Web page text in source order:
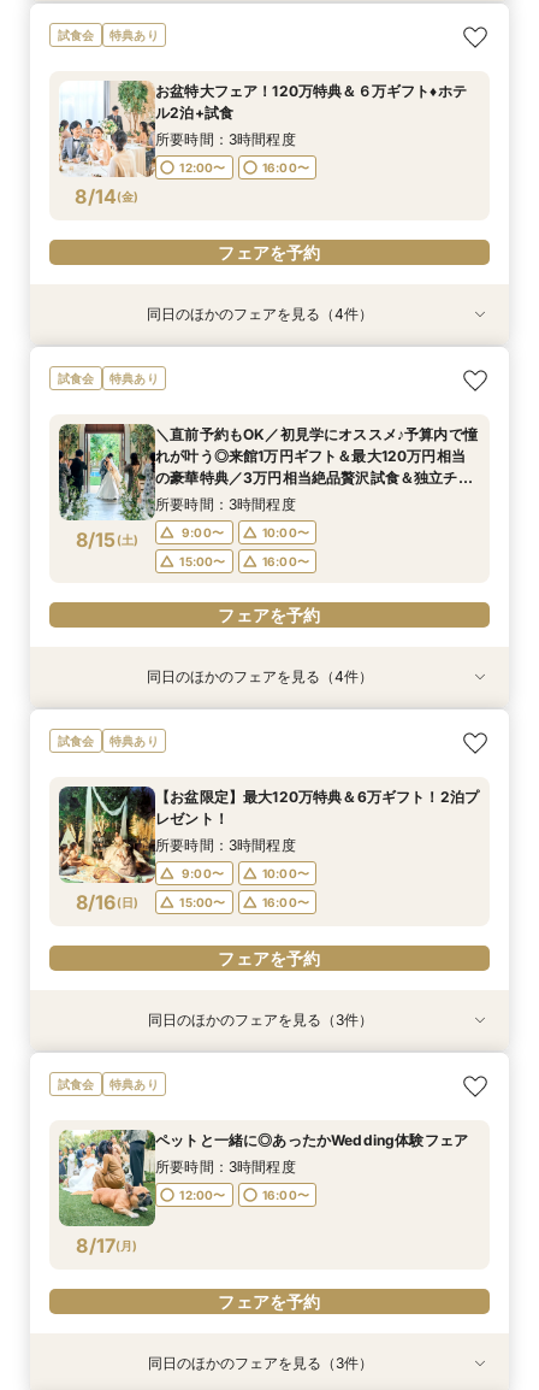
8/12(水)
ペットと一緒に◎あったかWedding体験フェア
12:00〜 16:00〜
8/12(水)
＼水曜special*マイナビ限定特典！来館5万円ギ
フト×最大120万円豪華特典／ガーデン演出体験
チャペル・貸切ガーデン含む平日にゆっくりご見
学♪
所要時間：3時間程度
8/12(水)
＼初見学がお得／予算重視の方必見◎じっくり相
談会
12:00〜
8/12(水)
アットホームな家族婚が叶う少人数フェア*豪華
試食付
12:00〜
試食会 特典あり
8/14(金)
お盆特大フェア！120万特典＆６万ギフト♦ホテ
ル2泊+試食
所要時間：3時間程度
12:00〜 16:00〜
フェアを予約
特典あり
8/14(金)
ペットと一緒に◎あったかWedding体験フェア
12:00〜 16:00〜
フェアを予約
特典あり
8/14(金)
平日BIG【口コミ高評価★4.7】駅徒歩38秒の好
立地×おもてなし挙式◆来館でギフト券1万円プレ
癒される貸切ガーデン＆独立チャペルをゆったり
ご見学◎
所要時間：3時間程度
12:00〜 16:00〜
フェアを予約
特典あり
8/14(金)
＼初見学がお得／予算重視の方必見◎じっくり相
談会
12:00〜 16:00〜
フェアを予約
特典あり
8/14(金)
アットホームな家族婚が叶う少人数フェア*豪華
試食付
12:00〜 16:00〜
フェアを予約
同日のほかのフェアを見る（4件）
試食会 特典あり
8/15(土)
＼直前予約もOK／初見学にオススメ♪予算内で憧
れが叶う◎来館1万円ギフト＆最大120万円相当
の豪華特典／3万円相当絶品贅沢試食＆独立チャ
ペル・貸切ガーデンご見学＆安心見積もり相談◆
マイナビ限定特典
所要時間：3時間程度
9:00〜
10:00〜
15:00〜
16:00〜
フェアを予約
特典あり
8/15(土)
【地元で紡ぐWedding】豪華和牛試食付◆成約
で最大120万相当12大BIG豪華特典◎独立チャペ
む映えるスポットをご提案♪
所要時間：3時間程度
15:00〜
16:00〜
フェアを予約
特典あり
8/15(土)
【少人数専用 All in one Wedding】＼追加料金
なしで叶える／家族婚100万円プラン
9:00〜
15:00〜
16:00〜
フェアを予約
特典あり
8/15(土)
【先着順！120万特典】お盆限定＊6万ギフト×ホ
テル2泊付
9:00〜
15:00〜
16:00〜
フェアを予約
特典あり
8/15(土)
【人気No.1BIGフェア☆来館特典5万】＼最大120
万円の豪華12大特典／黒毛和牛× オマール海老×
ぐ独立チャペルご見学＆安心見積もり相談
所要時間：3時間程度
15:00〜
16:00〜
フェアを予約
同日のほかのフェアを見る（4件）
試食会 特典あり
8/16(日)
【お盆限定】最大120万特典＆6万ギフト！2泊プ
レゼント！
所要時間：3時間程度
9:00〜
10:00〜
15:00〜
16:00〜
フェアを予約
特典あり
8/16(日)
＼直前予約もOK／初見学にオススメ♪予算内で憧
れが叶う◎来館1万円ギフト＆最大120万円相当
ペル・貸切ガーデンご見学＆安心見積もり相談◆
マイナビ限定特典
所要時間：3時間程度
9:00〜
10:00〜
15:00〜
16:00〜
特典あり
8/16(日)
【地元で紡ぐWedding】豪華和牛試食付◆成約
で最大120万相当12大BIG豪華特典◎独立チャペ
む映えるスポットをご提案♪
所要時間：3時間程度
9:00〜
10:00〜
15:00〜
16:00〜
特典あり
8/16(日)
【少人数専用 All in one Wedding】＼追加料金
なしで叶える／家族婚100万円プラン
15:00〜
16:00〜
同日のほかのフェアを見る（3件）
試食会 特典あり
8/17(月)
ペットと一緒に◎あったかWedding体験フェア
所要時間：3時間程度
12:00〜 16:00〜
フェアを予約
特典あり
特典あり
特典あり同日のほかのフェアを見る（3件）